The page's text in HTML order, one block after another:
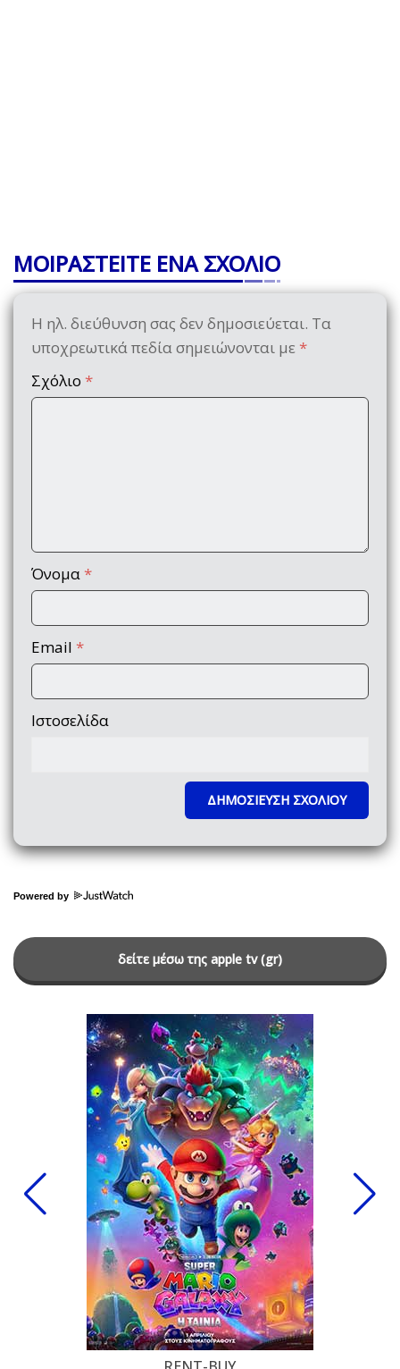
ΜΟΙΡΑΣΤΕΙΤΕ ΕΝΑ ΣΧΟΛΙΟ
Η ηλ. διεύθυνση σας δεν δημοσιεύεται. Τα
υποχρεωτικά πεδία σημειώνονται με *
Σχόλιο *
Όνομα *
Email *
Ιστοσελίδα
Powered by
δείτε μέσω της apple tv (gr)